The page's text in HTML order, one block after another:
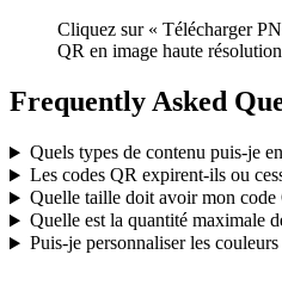
Cliquez sur « Télécharger
QR en image haute
Frequently Asked
Quels types de contenu puis-je
Les codes QR expirent-ils ou
Quelle taille doit avoir mon
Quelle est la quantité maximale
Puis-je personnaliser les